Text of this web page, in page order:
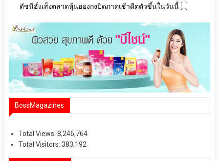
ดัชนีฮั่งเส็งตลาดหุ้นฮ่องกงปิดภาคเช้าดีดตัวขึ้นในวันนี้ […]
BossMagazines
Total Views: 8,246,764
Total Visitors: 383,192